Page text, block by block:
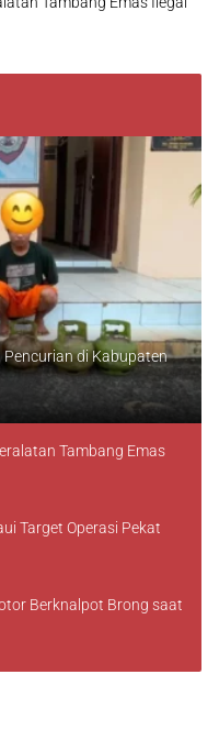
Pencurian di Kabupaten
Tambang Emas
Target Operasi Pekat
Berknalpot Brong saat